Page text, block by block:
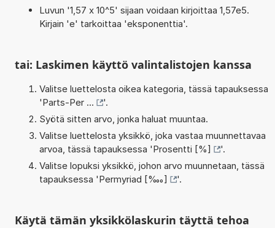
Luvun '1,57 x 10^5' sijaan voidaan kirjoittaa 1,57e5.
Kirjain 'e' tarkoittaa 'eksponenttia'.
tai: Laskimen käyttö valintalistojen kanssa
Valitse luettelosta oikea kategoria, tässä tapauksessa
'Parts-Per ...
'.
Syötä sitten arvo, jonka haluat muuntaa.
Valitse luettelosta yksikkö, joka vastaa muunnettavaa
arvoa, tässä tapauksessa 'Prosentti [%]
'.
Valitse lopuksi yksikkö, johon arvo muunnetaan, tässä
tapauksessa 'Permyriad [‱] '.
Käytä tämän yksikkölaskurin täyttä tehoa